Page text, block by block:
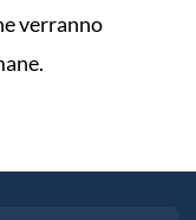
verranno